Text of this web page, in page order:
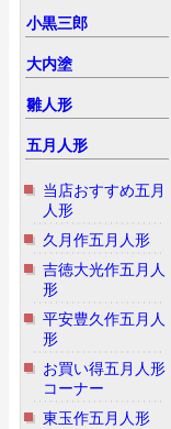
小黒三郎
大内塗
雛人形
五月人形
当店おすすめ五月
人形
久月作五月人形
吉徳大光作五月人
形
平安豊久作五月人
形
お買い得五月人形
コーナー
東玉作五月人形